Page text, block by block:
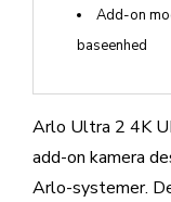
Arlo Ultra 2 4K
add-on kamera
Arlo-systemer.
Add-on
baseenhed